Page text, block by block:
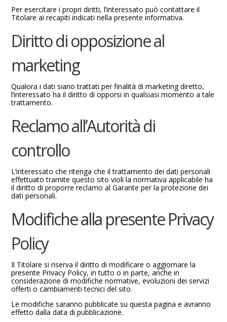
Per esercitare i propri diritti, l’interessato può contattare il
Titolare ai recapiti indicati nella presente informativa.
Diritto di opposizione al
marketing
Qualora i dati siano trattati per finalità di marketing diretto,
l’interessato ha il diritto di opporsi in qualsiasi momento a tale
trattamento.
Reclamo all’Autorità di
controllo
L’interessato che ritenga che il trattamento dei dati personali
effettuato tramite questo sito violi la normativa applicabile ha
il diritto di proporre reclamo al Garante per la protezione dei
dati personali.
Modifiche alla presente Privacy
Policy
Il Titolare si riserva il diritto di modificare o aggiornare la
presente Privacy Policy, in tutto o in parte, anche in
considerazione di modifiche normative, evoluzioni dei servizi
offerti o cambiamenti tecnici del sito.
Le modifiche saranno pubblicate su questa pagina e avranno
effetto dalla data di pubblicazione.